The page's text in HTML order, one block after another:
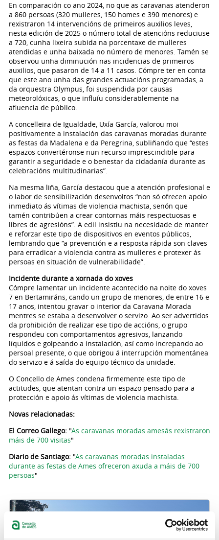
En comparación co ano 2024, no que as caravanas atenderon
a 860 persoas (320 mulleres, 150 homes e 390 menores) e
rexistraron 14 intervencións de primeiros auxilios leves,
nesta edición de 2025 o número total de atencións reduciuse
a 720, cunha lixeira subida na porcentaxe de mulleres
atendidas e unha baixada no número de menores. Tamén se
observou unha diminución nas incidencias de primeiros
auxilios, que pasaron de 14 a 11 casos. Cómpre ter en conta
que este ano unha das grandes actuacións programadas, a
da orquestra Olympus, foi suspendida por causas
meteorolóxicas, o que influíu considerablemente na
afluencia de público.
A concelleira de Igualdade, Uxía García, valorou moi
positivamente a instalación das caravanas moradas durante
as festas da Madalena e da Peregrina, subliñando que “estes
espazos convertéronse nun recurso imprescindible para
garantir a seguridade e o benestar da cidadanía durante as
celebracións multitudinarias”.
Na mesma liña, García destacou que a atención profesional e
o labor de sensibilización desenvoltos “non só ofrecen apoio
inmediato ás vítimas de violencia machista, senón que
tamén contribúen a crear contornas máis respectuosas e
libres de agresións”. A edil insistiu na necesidade de manter
e reforzar este tipo de dispositivos en eventos públicos,
lembrando que “a prevención e a resposta rápida son claves
para erradicar a violencia contra as mulleres e protexer ás
persoas en situación de vulnerabilidade”.
Incidente durante a xornada do xoves
Cómpre lamentar un incidente acontecido na noite do xoves
7 en Bertamiráns, cando un grupo de menores, de entre 16 e
17 anos, intentou gravar o interior da Caravana Morada
mentres se estaba a desenvolver o servizo. Ao ser advertidos
da prohibición de realizar ese tipo de accións, o grupo
respondeu con comportamentos agresivos, lanzando
líquidos e golpeando a instalación, así como increpando ao
persoal presente, o que obrigou á interrupción momentánea
do servizo e á saída do equipo técnico da unidade.
O Concello de Ames condena firmemente este tipo de
actitudes, que atentan contra un espazo pensado para a
protección e apoio ás vítimas de violencia machista.
Novas relacionadas:
El Correo Gallego:"As caravanas moradas amesás rexistraron
máis de 700 visitas"
Diario de Santiago:"As caravanas moradas instaladas
durante as festas de Ames ofreceron axuda a máis de 700
persoas"